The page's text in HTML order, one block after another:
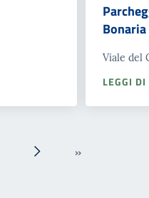
Bonaria
Viale del
LEGGI DI
›› »Ultima »